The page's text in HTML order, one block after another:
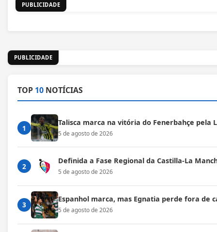
PUBLICIDADE
PUBLICIDADE
TOP 10 NOTÍCIAS
1
Talisca marca na vitória do Fenerbahçe pela
5 de agosto de 2026
2
Definida a Fase Regional da Castilla-La
5 de agosto de 2026
3
Espanhol marca, mas Egnatia perde fora de
5 de agosto de 2026